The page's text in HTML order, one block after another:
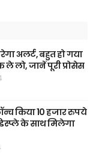
अलर्ट, बहुत हो गया
ले लो, जानें पूरी प्रोसेस
किया 10 हजार रुपये
के साथ मिलेगा